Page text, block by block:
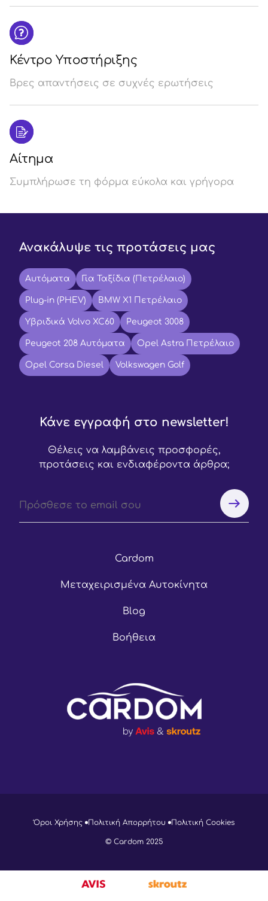
Κέντρο Υποστήριξης
Βρες απαντήσεις σε συχνές ερωτήσεις
Αίτημα
Συμπλήρωσε τη φόρμα εύκολα και γρήγορα
Ανακάλυψε τις προτάσεις μας
Αυτόματα Για Ταξίδια (Πετρέλαιο)
Plug-in (PHEV) BMW X1 Πετρέλαιο
Υβριδικά Volvo XC60 Peugeot 3008
Peugeot 208 Αυτόματα Opel Astra Πετρέλαιο
Opel Corsa Diesel Volkswagen Golf
Κάνε εγγραφή στο newsletter!
Θέλεις να λαμβάνεις προσφορές,
προτάσεις και ενδιαφέροντα άρθρα;
Cardom
Μεταχειρισμένα Αυτοκίνητα
Blog
Βοήθεια
Όροι Χρήσης Πολιτική Απορρήτου Πολιτική Cookies
© Cardom 2025